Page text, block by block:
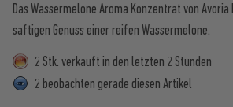
Das Wassermelone Aroma Konzentrat von
saftigen Genuss einer reifen Wassermelone.
2 Stk. verkauft in den letzten 2 Stunden
2 beobachten gerade diesen Artikel